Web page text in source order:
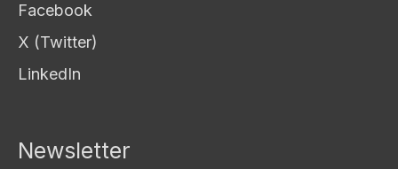
Facebook
X (Twitter)
LinkedIn
Newsletter